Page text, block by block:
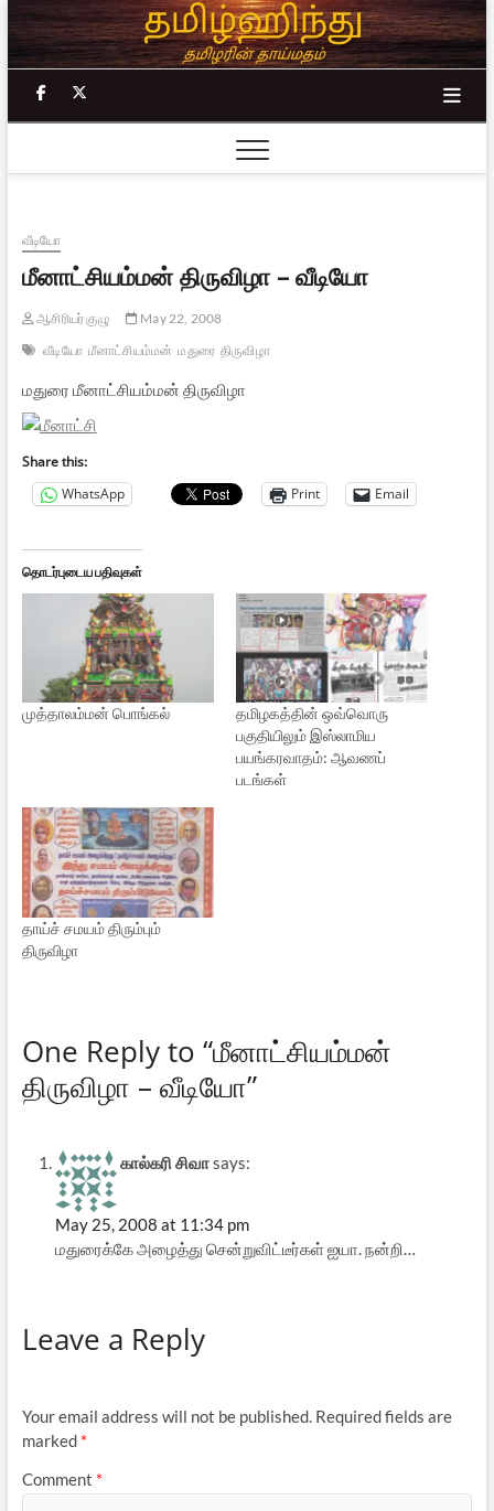
Skip
to
content
facebook
வீடியோ
மீனாட்சியம்மன் திருவிழா – வீடியோ
ஆசிரியர் குழு
May 22, 2008
வீடியோ மீனாட்சியம்மன் மதுரை திருவிழா
மதுரை மீனாட்சியம்மன் திருவிழா
Share this:
WhatsApp
Print Email
தொடர்புடைய பதிவுகள்
முத்தாலம்மன் பொங்கல்
தமிழகத்தின் ஒவ்வொரு
பகுதியிலும் இஸ்லாமிய
பயங்கரவாதம்: ஆவணப்
படங்கள்
தாய்ச் சமயம் திரும்பும்
திருவிழா
One Reply to “மீனாட்சியம்மன்
திருவிழா – வீடியோ”
கால்கரி சிவாsays:
May 25, 2008 at 11:34 pm
மதுரைக்கே அழைத்து சென்றுவிட்டீர்கள் ஐயா. நன்றி…
Leave a Reply
Your email address will not be published. Required fields are
marked *
Comment *